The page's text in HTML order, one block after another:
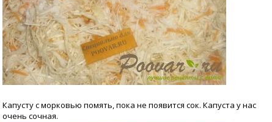
Капусту с морковью помять, пока не появится сок. Капуста у нас
очень сочная.